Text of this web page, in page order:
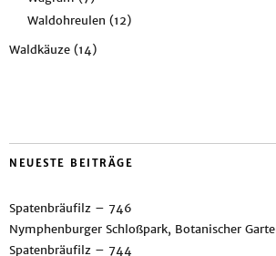
Waldohreulen (12)
Waldkäuze (14)
NEUESTE BEITRÄGE
Spatenbräufilz – 746
Nymphenburger Schloßpark, Botanischer
Spatenbräufilz – 744